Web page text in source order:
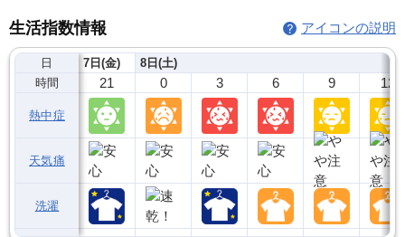
生活指数情報 アイコンの説明
日
時間
熱中症
天気痛
洗濯
7日(金)
21
8日(土)
0 3 6 9 12